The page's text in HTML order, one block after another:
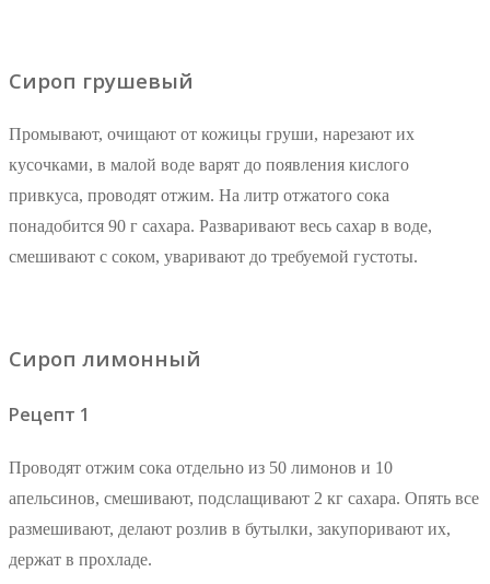
Сироп грушевый
Промывают, очищают от кожицы груши, нарезают их
кусочками, в малой воде варят до появления кислого
привкуса, проводят отжим. На литр отжатого сока
понадобится 90 г сахара. Разваривают весь сахар в воде,
смешивают с соком, уваривают до требуемой густоты.
Сироп лимонный
Рецепт 1
Проводят отжим сока отдельно из 50 лимонов и 10
апельсинов, смешивают, подслащивают 2 кг сахара. Опять все
размешивают, делают розлив в бутылки, закупоривают их,
держат в прохладе.